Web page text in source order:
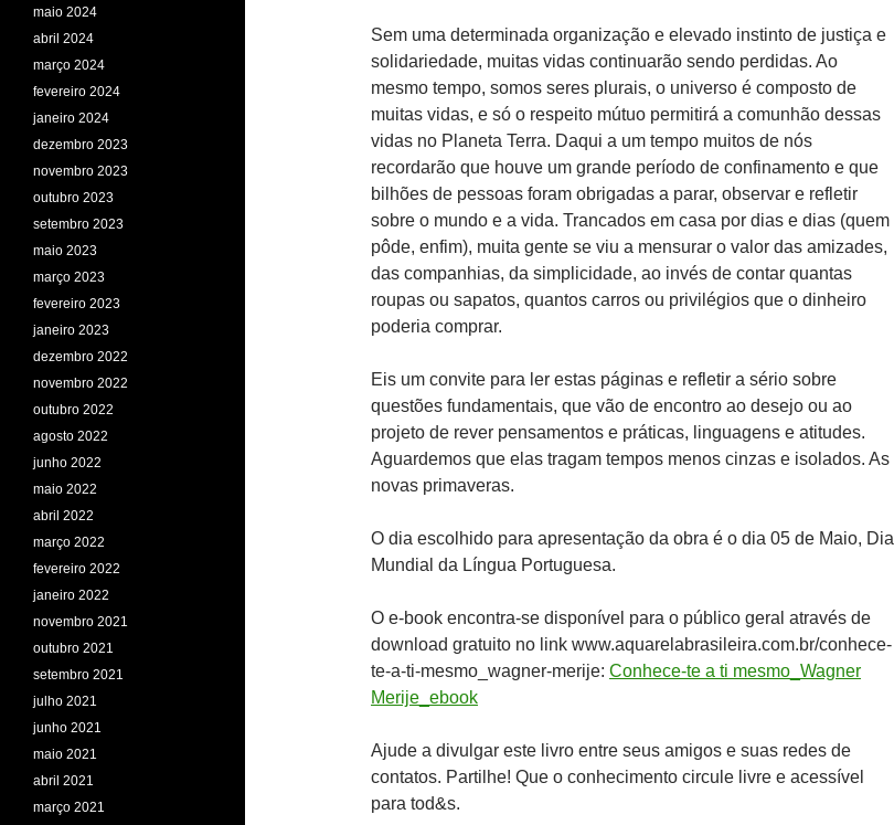
Sem uma determinada organização e elevado instinto de justiça e
solidariedade, muitas vidas continuarão sendo perdidas. Ao
mesmo tempo, somos seres plurais, o universo é composto de
muitas vidas, e só o respeito mútuo permitirá a comunhão dessas
vidas no Planeta Terra. Daqui a um tempo muitos de nós
recordarão que houve um grande período de confinamento e que
bilhões de pessoas foram obrigadas a parar, observar e refletir
sobre o mundo e a vida. Trancados em casa por dias e dias (quem
pôde, enfim), muita gente se viu a mensurar o valor das amizades,
das companhias, da simplicidade, ao invés de contar quantas
roupas ou sapatos, quantos carros ou privilégios que o dinheiro
poderia comprar.
Eis um convite para ler estas páginas e refletir a sério sobre
questões fundamentais, que vão de encontro ao desejo ou ao
projeto de rever pensamentos e práticas, linguagens e atitudes.
Aguardemos que elas tragam tempos menos cinzas e isolados. As
novas primaveras.
O dia escolhido para apresentação da obra é o dia 05 de Maio, Dia
Mundial da Língua Portuguesa.
O e-book encontra-se disponível para o público geral através de
download gratuito no link www.aquarelabrasileira.com.br/conhece-
te-a-ti-mesmo_wagner-merije: Conhece-te a ti mesmo_Wagner
Merije_ebook
Ajude a divulgar este livro entre seus amigos e suas redes de
contatos. Partilhe! Que o conhecimento circule livre e acessível
para tod&s.
maio 2024
abril 2024
março 2024
fevereiro 2024
janeiro 2024
dezembro 2023
novembro 2023
outubro 2023
setembro 2023
maio 2023
março 2023
fevereiro 2023
janeiro 2023
dezembro 2022
novembro 2022
outubro 2022
agosto 2022
junho 2022
maio 2022
abril 2022
março 2022
fevereiro 2022
janeiro 2022
novembro 2021
outubro 2021
setembro 2021
julho 2021
junho 2021
maio 2021
abril 2021
março 2021